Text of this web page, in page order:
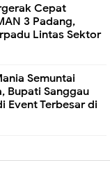
Cepat
3 Padang,
Lintas Sektor
Semuntai
Bupati Sanggau
Event Terbesar di